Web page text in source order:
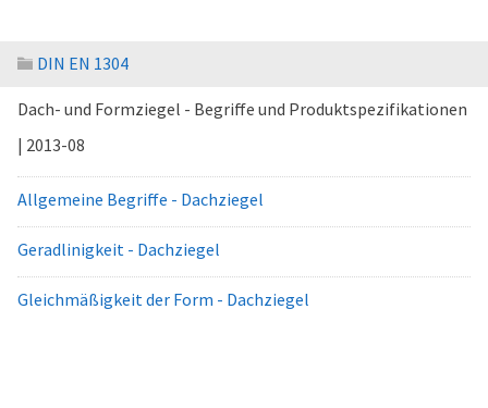
DIN EN 1304
Dach- und Formziegel - Begriffe und Produktspezifikationen
| 2013-08
Allgemeine Begriffe - Dachziegel
Geradlinigkeit - Dachziegel
Gleichmäßigkeit der Form - Dachziegel